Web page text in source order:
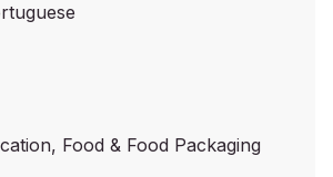
Food & Food Packaging